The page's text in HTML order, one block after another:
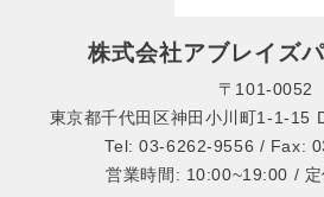
株式会社アブレイズ
〒101-0052
東京都千代田区神田小川町1-1-15
Tel: 03-6262-9556 / Fax:
営業時間: 10:00~19:00 / 定